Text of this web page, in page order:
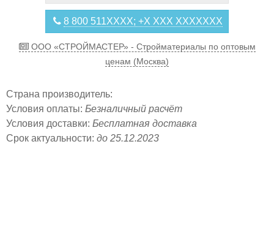
8 800 511XXXX; +X XXX XXXXXXX
ООО «СТРОЙМАСТЕР» - Стройматериалы по оптовым
ценам (Москва)
Страна производитель:
Условия оплаты: Безналичный расчёт
Условия доставки: Бесплатная доставка
Срок актуальности: до 25.12.2023